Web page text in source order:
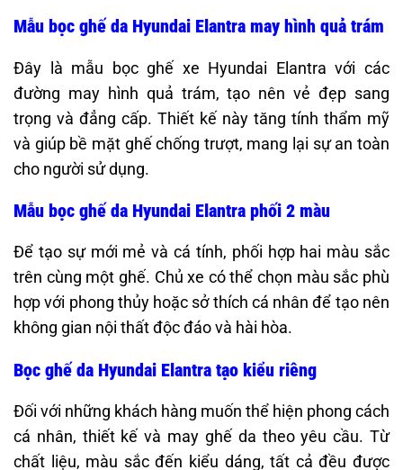
Mẫu bọc ghế da Hyundai Elantra may hình quả trám
Đây là mẫu bọc ghế xe Hyundai Elantra với các
đường may hình quả trám, tạo nên vẻ đẹp sang
trọng và đẳng cấp. Thiết kế này tăng tính thẩm mỹ
và giúp bề mặt ghế chống trượt, mang lại sự an toàn
cho người sử dụng. ​
Mẫu bọc ghế da Hyundai Elantra phối 2 màu
Để tạo sự mới mẻ và cá tính, phối hợp hai màu sắc
trên cùng một ghế. Chủ xe có thể chọn màu sắc phù
hợp với phong thủy hoặc sở thích cá nhân để tạo nên
không gian nội thất độc đáo và hài hòa. ​
Bọc ghế da Hyundai Elantra tạo kiểu riêng
Đối với những khách hàng muốn thể hiện phong cách
cá nhân, thiết kế và may ghế da theo yêu cầu. Từ
chất liệu, màu sắc đến kiểu dáng, tất cả đều được